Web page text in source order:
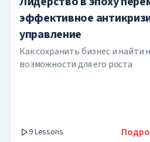
эффективное
управление
Как сохранить бизнес и найти
возможности для его роста
9 Lessons